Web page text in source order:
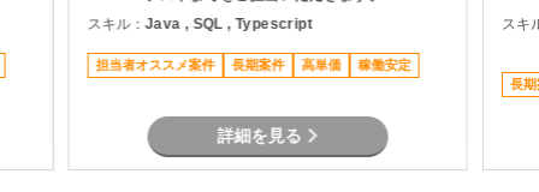
スキル：Java , SQL , Typescript
担当者オススメ案件 長期案件 高単価 稼働安定
詳細を見る
スキ
長期